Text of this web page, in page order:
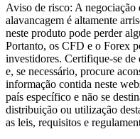
Aviso de risco: A
alavancagem é altamente
neste produto pode perder
Portanto, os CFD e o Forex
investidores. Certifique-se
e, se necessário, procure
informação contida neste
país específico e não se
distribuição ou utilização
as leis, requisitos e